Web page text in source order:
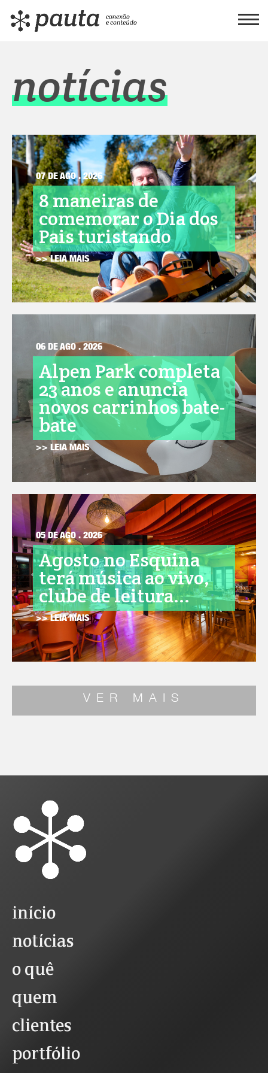
notícias
07 DE AGO . 2026
8 maneiras de
comemorar o Dia dos
Pais turistando
>> LEIA MAIS
06 DE AGO . 2026
Alpen Park completa
23 anos e anuncia
novos carrinhos bate-
bate
>> LEIA MAIS
05 DE AGO . 2026
Agosto no Esquina
terá música ao vivo,
clube de leitura...
>> LEIA MAIS
VER MAIS
início
notícias
o quê
quem
clientes
portfólio